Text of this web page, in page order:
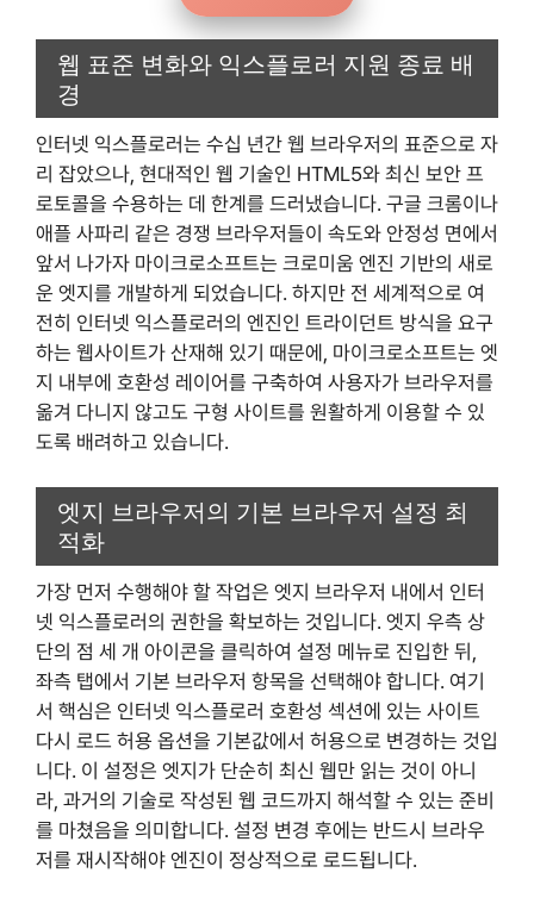
웹 표준 변화와 익스플로러 지원 종료 배
경
인터넷 익스플로러는 수십 년간 웹 브라우저의 표준으로 자
리 잡았으나, 현대적인 웹 기술인 HTML5와 최신 보안 프
로토콜을 수용하는 데 한계를 드러냈습니다. 구글 크롬이나
애플 사파리 같은 경쟁 브라우저들이 속도와 안정성 면에서
앞서 나가자 마이크로소프트는 크로미움 엔진 기반의 새로
운 엣지를 개발하게 되었습니다. 하지만 전 세계적으로 여
전히 인터넷 익스플로러의 엔진인 트라이던트 방식을 요구
하는 웹사이트가 산재해 있기 때문에, 마이크로소프트는 엣
지 내부에 호환성 레이어를 구축하여 사용자가 브라우저를
옮겨 다니지 않고도 구형 사이트를 원활하게 이용할 수 있
도록 배려하고 있습니다.
엣지 브라우저의 기본 브라우저 설정 최
적화
가장 먼저 수행해야 할 작업은 엣지 브라우저 내에서 인터
넷 익스플로러의 권한을 확보하는 것입니다. 엣지 우측 상
단의 점 세 개 아이콘을 클릭하여 설정 메뉴로 진입한 뒤,
좌측 탭에서 기본 브라우저 항목을 선택해야 합니다. 여기
서 핵심은 인터넷 익스플로러 호환성 섹션에 있는 사이트
다시 로드 허용 옵션을 기본값에서 허용으로 변경하는 것입
니다. 이 설정은 엣지가 단순히 최신 웹만 읽는 것이 아니
라, 과거의 기술로 작성된 웹 코드까지 해석할 수 있는 준비
를 마쳤음을 의미합니다. 설정 변경 후에는 반드시 브라우
저를 재시작해야 엔진이 정상적으로 로드됩니다.